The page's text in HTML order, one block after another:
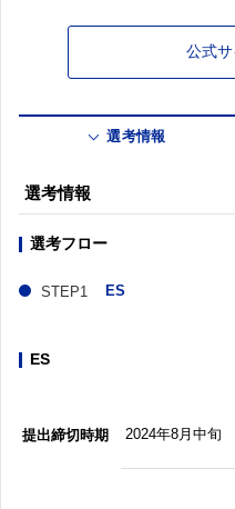
公式
選考情報
選考情報
選考フロー
ES
ES
提出締切時期 2024年8月中旬